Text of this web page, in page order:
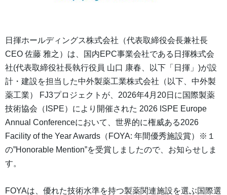
日揮ホールディングス株式会社（代表取締役会長兼社長
CEO 佐藤 雅之）は、国内EPC事業会社である日揮株式会
社(代表取締役社長執行役員 山口 康春、以下「日揮」)が設
計・建設を担当した中外製薬工業株式会社（以下、中外製
薬工業） FJ3プロジェクトが、2026年4月20日に国際製薬
技術協会（ISPE）により開催された 2026 ISPE Europe
Annual Conferenceにおいて、世界的に権威ある2026
Facility of the Year Awards（FOYA: 年間優秀施設賞）※１
の”Honorable Mention”を受賞しましたので、お知らせしま
す。
FOYAは、優れた技術水準を持つ製薬関連施設を選ぶ国際選